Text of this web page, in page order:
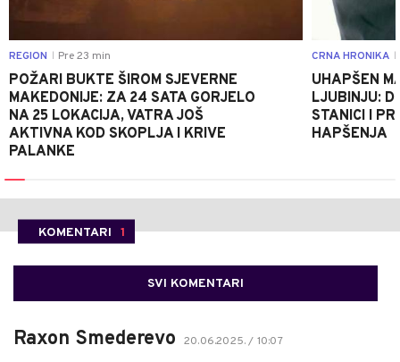
REGION Pre 23 min
POŽARI BUKTE ŠIROM SJEVERNE
MAKEDONIJE: ZA 24 SATA GORJELO
NA 25 LOKACIJA, VATRA JOŠ
AKTIVNA KOD SKOPLJA I KRIVE
PALANKE
CRNA HRONIKA
UHAPŠEN
LJUBINJU:
STANICI I
HAPŠENJA
KOMENTARI 1
SVI KOMENTARI
Raxon Smederevo 20.06.2025. / 10:07